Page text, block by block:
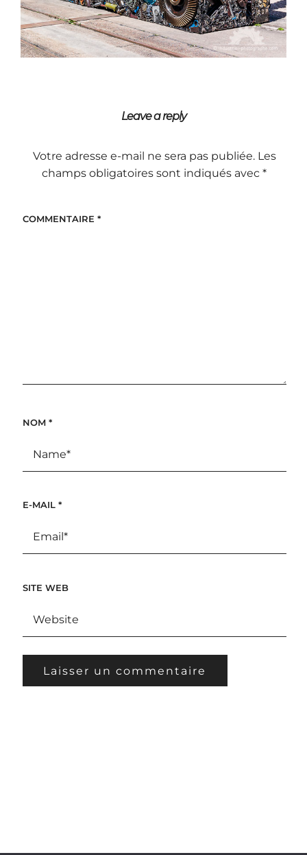
Leave a reply
Votre adresse e-mail ne sera pas publiée. Les
champs obligatoires sont indiqués avec*
COMMENTAIRE *
NOM *
E-MAIL *
SITE WEB